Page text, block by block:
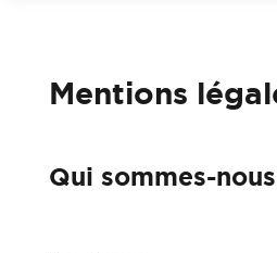
Mentions
Qui sommes-